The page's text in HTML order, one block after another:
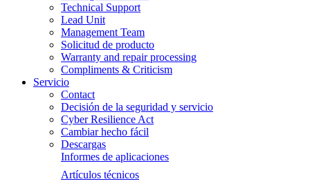
Technical Support
Lead Unit
Management Team
Solicitud de producto
Warranty and repair processing
Compliments & Criticism
Servicio
Contact
Decisión de la seguridad y servicio
Cyber Resilience Act
Cambiar hecho fácil
Descargas
Informes de aplicaciones
Artículos técnicos